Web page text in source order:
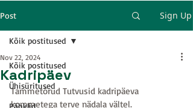
Post Sign Up
Kõik postitused
Ühisüritused
Pähklid
Kõik postitused
Kadripäev
Nov 22, 2024
Tammetõrud Tutvusid kadripäeva
kommetega terve nädala vältel.